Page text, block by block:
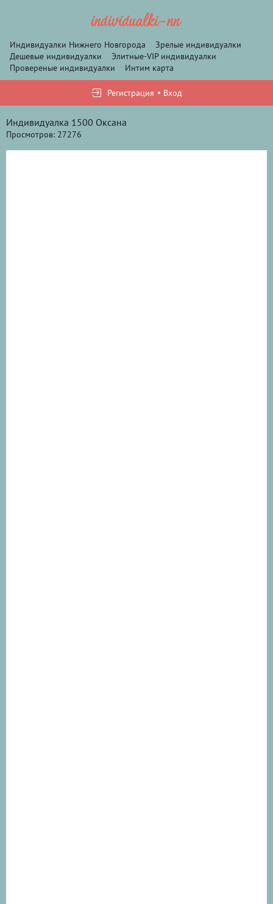
Индивидуалки Нижнего Новгорода
Зрелые индивидуалки
Дешевые индивидуалки
Элитные-VIP индивидуалки
Провереные индивидуалки
Интим карта
Регистрация Вход
Индивидуалка 1500 Оксана
Просмотров: 27276